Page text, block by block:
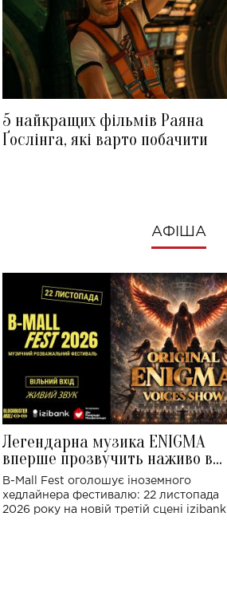
5 найкращих фільмів Раяна
Ґослінга, які варто побачити
АФІША
Легендарна музика ENIGMA
вперше прозвучить наживо в
Україні: де відбудеться концерт
B-Mall Fest оголошує іноземного
хедлайнера фестивалю: 22 листопада
2026 року на новій третій сцені izibank